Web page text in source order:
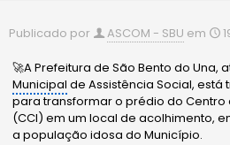
Publicado por ASCOM - SBU em
🚀A Prefeitura de São Bento do Una,
Municipal de Assistência Social,
para transformar o prédio do Centro
(CCI) em um local de acolhimento,
a população idosa do Município.